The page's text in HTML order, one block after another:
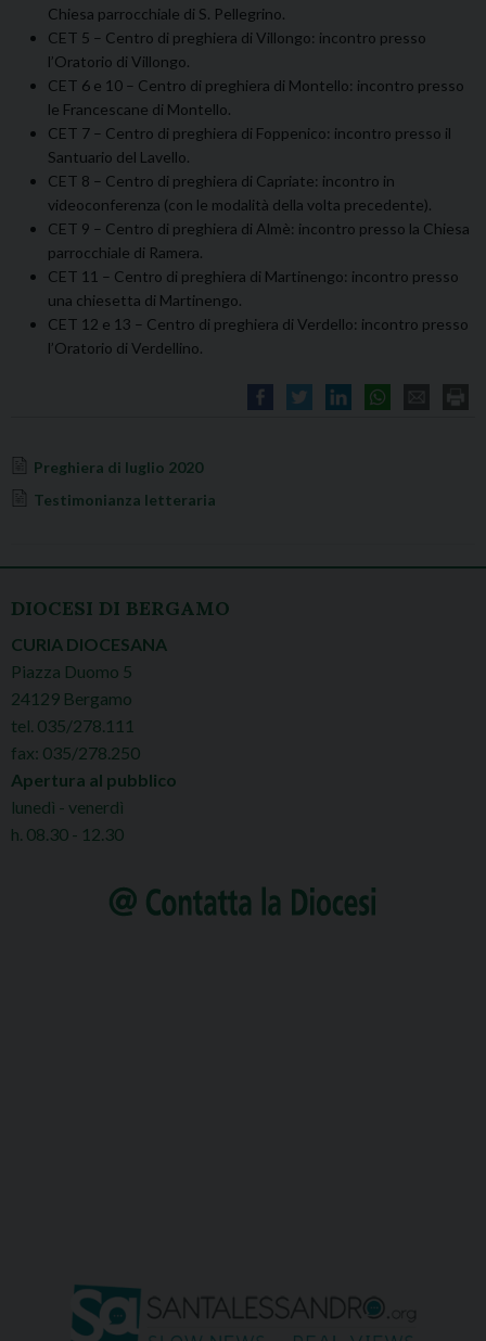
Chiesa parrocchiale di S. Pellegrino.
CET 5 – Centro di preghiera di Villongo: incontro presso
l’Oratorio di Villongo.
CET 6 e 10 – Centro di preghiera di Montello: incontro presso
le Francescane di Montello.
CET 7 – Centro di preghiera di Foppenico: incontro presso il
Santuario del Lavello.
CET 8 – Centro di preghiera di Capriate: incontro in
videoconferenza (con le modalità della volta precedente).
CET 9 – Centro di preghiera di Almè: incontro presso la Chiesa
parrocchiale di Ramera.
CET 11 – Centro di preghiera di Martinengo: incontro presso
una chiesetta di Martinengo.
CET 12 e 13 – Centro di preghiera di Verdello: incontro presso
l’Oratorio di Verdellino.
Preghiera di luglio 2020
Testimonianza letteraria
DIOCESI DI BERGAMO
CURIA DIOCESANA
Piazza Duomo 5
24129 Bergamo
tel. 035/278.111
fax: 035/278.250
Apertura al pubblico
lunedì - venerdì
h. 08.30 - 12.30